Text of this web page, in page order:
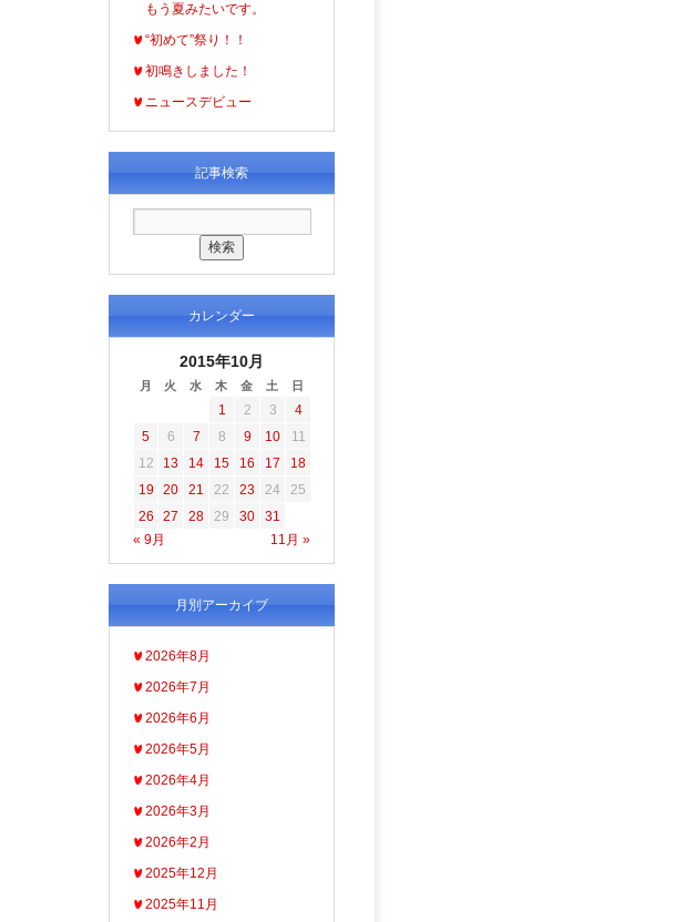
もう夏みたいです。
“初めて”祭り！！
初鳴きしました！
ニュースデビュー
記事検索
カレンダー
2015年10月
月 火 水 木 金 土 日
« 9月 11月 »
1 2 3
4
5
6 7 8 9 10
11
12
13 14 15 16 17
18
19
20 21 22 23 24
25
26
27 28 29 30 31
月別アーカイブ
2026年8月
2026年7月
2026年6月
2026年5月
2026年4月
2026年3月
2026年2月
2025年12月
2025年11月